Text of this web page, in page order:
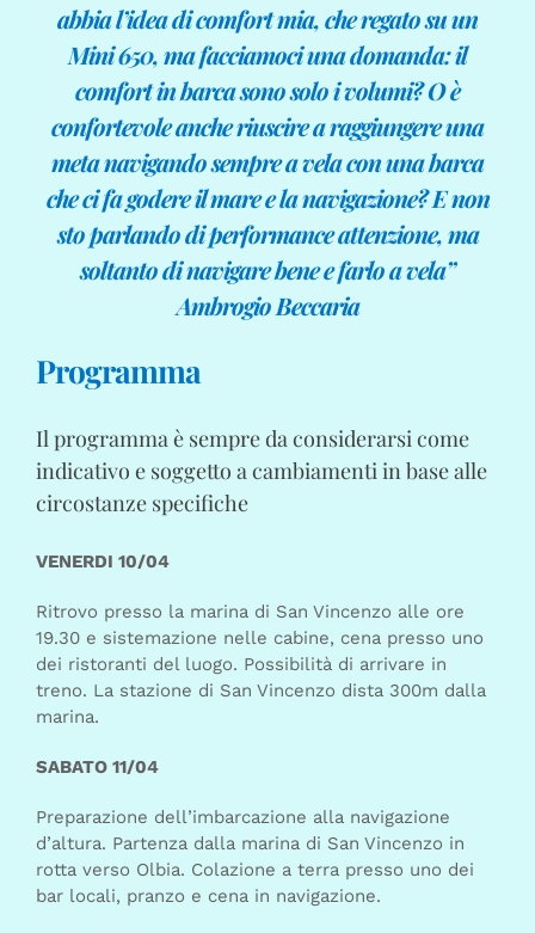
abbia l’idea di comfort mia, che regato su un
Mini 650, ma facciamoci una domanda: il
comfort in barca sono solo i volumi? O è
confortevole anche riuscire a raggiungere una
meta navigando sempre a vela con una barca
che ci fa godere il mare e la navigazione? E non
sto parlando di performance attenzione, ma
soltanto di navigare bene e farlo a vela”
Ambrogio Beccaria
Programma
Il programma è sempre da considerarsi come
indicativo e soggetto a cambiamenti in base alle
circostanze specifiche
VENERDI 10/04
Ritrovo presso la marina di San Vincenzo alle ore
19.30 e sistemazione nelle cabine, cena presso uno
dei ristoranti del luogo. Possibilità di arrivare in
treno. La stazione di San Vincenzo dista 300m dalla
marina.
SABATO 11/04
Preparazione dell’imbarcazione alla navigazione
d’altura. Partenza dalla marina di San Vincenzo in
rotta verso Olbia. Colazione a terra presso uno dei
bar locali, pranzo e cena in navigazione.